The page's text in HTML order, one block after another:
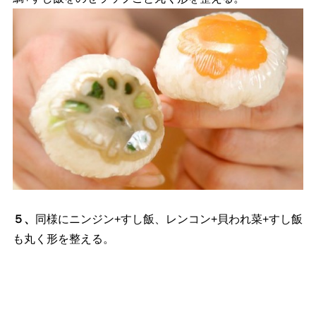
５、
同様にニンジン+すし飯、レンコン+貝われ菜+すし飯
も丸く形を整える。